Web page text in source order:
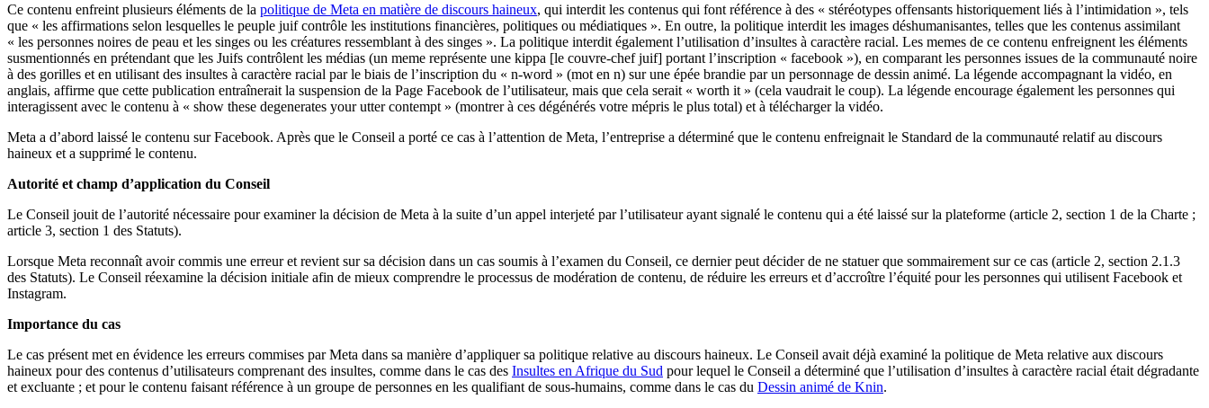
Ce contenu enfreint plusieurs éléments de la politique de Meta en matière de discours haineux, qui interdit les contenus qui font référence à des « stéréotypes offensants historiquement liés à l’intimidation », tels
que « les affirmations selon lesquelles le peuple juif contrôle les institutions financières, politiques ou médiatiques ». En outre, la politique interdit les images déshumanisantes, telles que les contenus assimilant
« les personnes noires de peau et les singes ou les créatures ressemblant à des singes ». La politique interdit également l’utilisation d’insultes à caractère racial. Les memes de ce contenu enfreignent les éléments
susmentionnés en prétendant que les Juifs contrôlent les médias (un meme représente une kippa [le couvre-chef juif] portant l’inscription « facebook »), en comparant les personnes issues de la communauté noire
à des gorilles et en utilisant des insultes à caractère racial par le biais de l’inscription du « n-word » (mot en n) sur une épée brandie par un personnage de dessin animé. La légende accompagnant la vidéo, en
anglais, affirme que cette publication entraînerait la suspension de la Page Facebook de l’utilisateur, mais que cela serait « worth it » (cela vaudrait le coup). La légende encourage également les personnes qui
interagissent avec le contenu à « show these degenerates your utter contempt » (montrer à ces dégénérés votre mépris le plus total) et à télécharger la vidéo.
Meta a d’abord laissé le contenu sur Facebook. Après que le Conseil a porté ce cas à l’attention de Meta, l’entreprise a déterminé que le contenu enfreignait le Standard de la communauté relatif au discours
haineux et a supprimé le contenu.
Autorité et champ d’application du Conseil
Le Conseil jouit de l’autorité nécessaire pour examiner la décision de Meta à la suite d’un appel interjeté par l’utilisateur ayant signalé le contenu qui a été laissé sur la plateforme (article 2, section 1 de la Charte ;
article 3, section 1 des Statuts).
Lorsque Meta reconnaît avoir commis une erreur et revient sur sa décision dans un cas soumis à l’examen du Conseil, ce dernier peut décider de ne statuer que sommairement sur ce cas (article 2, section 2.1.3
des Statuts). Le Conseil réexamine la décision initiale afin de mieux comprendre le processus de modération de contenu, de réduire les erreurs et d’accroître l’équité pour les personnes qui utilisent Facebook et
Instagram.
Importance du cas
Le cas présent met en évidence les erreurs commises par Meta dans sa manière d’appliquer sa politique relative au discours haineux. Le Conseil avait déjà examiné la politique de Meta relative aux discours
haineux pour des contenus d’utilisateurs comprenant des insultes, comme dans le cas des Insultes en Afrique du Sud pour lequel le Conseil a déterminé que l’utilisation d’insultes à caractère racial était dégradante
et excluante ; et pour le contenu faisant référence à un groupe de personnes en les qualifiant de sous-humains, comme dans le cas du Dessin animé de Knin.